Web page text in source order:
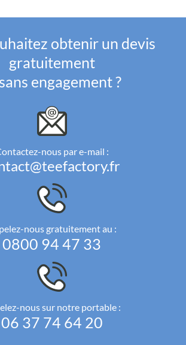
obtenir un devis
gratuitement
engagement ?
nous par e-mail :
nous gratuitement au :
0800 94 47 33
nous sur notre portable :
06 37 74 64 20